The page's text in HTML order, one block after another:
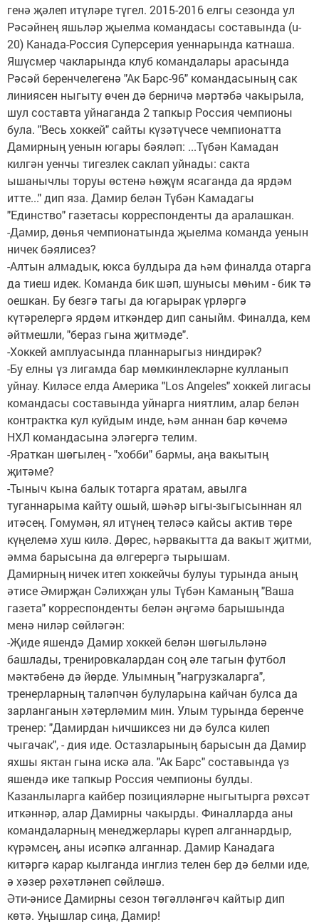
генә җәлеп итүләре түгел. 2015-2016 елгы сезонда ул
Рәсәйнең яшьләр җыелма командасы составында (u-
20) Канада-Россия Суперсерия уеннарында катнаша.
Яшүсмер чакларында клуб командалары арасында
Рәсәй беренчелегенә "Ак Барс-96" командасының сак
линиясен ныгыту өчен дә берничә мәртәбә чакырыла,
шул составта уйнаганда 2 тапкыр Россия чемпионы
була. "Весь хоккей" сайты күзәтүчесе чемпионатта
Дамирның уенын югары бәяләп: ...Түбән Камадан
килгән уенчы тигезлек саклап уйнады: сакта
ышанычлы торуы өстенә һөҗүм ясаганда да ярдәм
итте..." дип яза. Дамир белән Түбән Камадагы
"Единство" газетасы корреспонденты да аралашкан.
-Дамир, дөнья чемпионатында җыелма команда уенын
ничек бәялисез?
-Алтын алмадык, юкса булдыра да һәм финалда отарга
да тиеш идек. Команда бик шәп, шунысы мөһим - бик тә
оешкан. Бу безгә тагы да югарырак үрләргә
күтәрелергә ярдәм иткәндер дип саныйм. Финалда, кем
әйтмешли, "бераз гына җитмәде".
-Хоккей амплуасында планнарыгыз ниндирәк?
-Бу елны үз лигамда бар мөмкинлекләрне кулланып
уйнау. Киләсе елда Америка "Los Angeles" хоккей лигасы
командасы составында уйнарга ниятлим, алар белән
контрактка кул куйдым инде, һәм аннан бар көчемә
НХЛ командасына эләгергә телим.
-Яраткан шөгылең - "хобби" бармы, аңа вакытың
җитәме?
-Тыныч кына балык тотарга яратам, авылга
туганнарыма кайту ошый, шәһәр ыгы-зыгысыннан ял
итәсең. Гомумән, ял итүнең теләсә кайсы актив төре
күңелемә хуш килә. Дөрес, һәрвакытта да вакыт җитми,
әмма барысына да өлгерергә тырышам.
Дамирның ничек итеп хоккейчы булуы турында аның
әтисе Әмирҗан Сәлихҗан улы Түбән Каманың "Ваша
газета" корреспонденты белән әңгәмә барышында
менә ниләр сөйләгән:
-Җиде яшендә Дамир хоккей белән шөгыльләнә
башлады, тренировкалардан соң әле тагын футбол
мәктәбенә дә йөрде. Улымның "нагрузкаларга",
тренерларның таләпчән булуларына кайчан булса да
зарланганын хәтерләмим мин. Улым турында беренче
тренер: "Дамирдан һичшиксез ни дә булса килеп
чыгачак", - дия иде. Остазларының барысын да Дамир
яхшы яктан гына искә ала. "Ак Барс" составында үз
яшендә ике тапкыр Россия чемпионы булды.
Казанлыларга кайбер позицияләрне ныгытырга рөхсәт
иткәннәр, алар Дамирны чакырды. Финалларда аны
командаларның менеджерлары күреп алганнардыр,
күрәмсең, аны исәпкә алганнар. Дамир Канадага
китәргә карар кылганда инглиз телен бер дә белми иде,
ә хәзер рәхәтләнеп сөйләшә.
Әти-әнисе Дамирны сезон төгәлләнгәч кайтыр дип
көтә. Уңышлар сиңа, Дамир!